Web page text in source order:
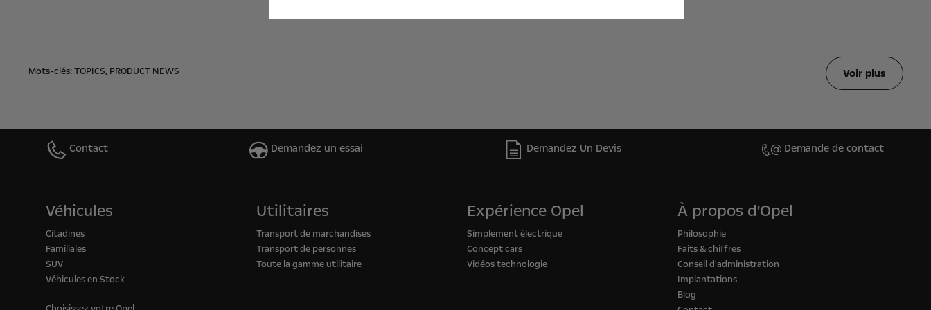
Mots-clés:TOPICS, PRODUCT NEWS Voir plus
Contact Demandez un essai Demandez Un Devis Demande de contact
Véhicules
Citadines
Familiales
SUV
Véhicules en Stock
Utilitaires
Transport de marchandises
Transport de personnes
Toute la gamme utilitaire
Expérience Opel
Simplement électrique
Concept cars
Vidéos technologie
À propos d'Opel
Philosophie
Faits & chiffres
Conseil d'administration
Implantations
Blog